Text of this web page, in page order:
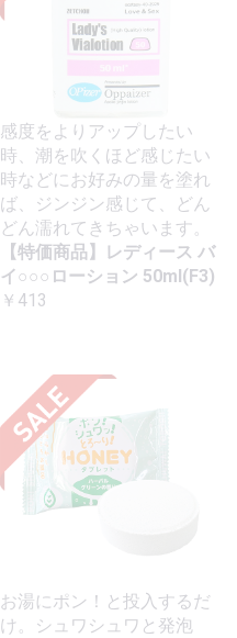
感度をよりアップしたい
時、潮を吹くほど感じたい
時などにお好みの量を塗れ
ば、ジンジン感じて、どん
どん濡れてきちゃいます。
【特価商品】レディース バ
イ○○○ローション 50ml(F3)
￥413
お湯にポン！と投入するだ
け。シュワシュワと発泡